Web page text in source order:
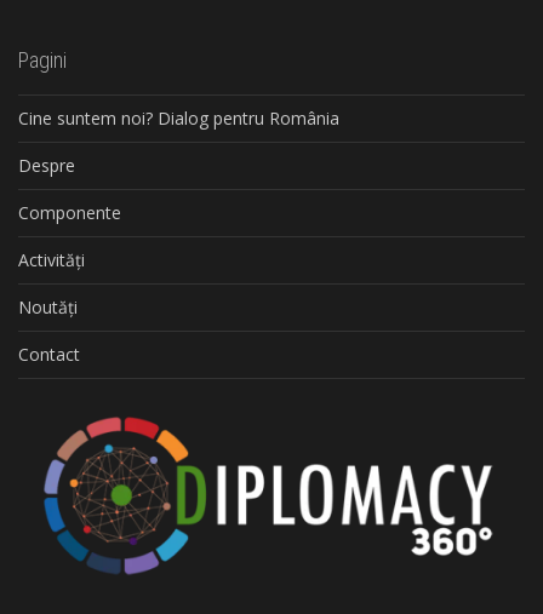
Pagini
Cine suntem noi? Dialog pentru România
Despre
Componente
Activități
Noutăți
Contact